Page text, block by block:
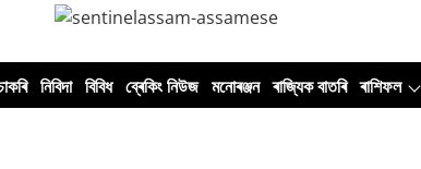
নিবিদা বিবিধ ব্ৰেকিং নিউজ মনোৰঞ্জন ৰাজ্যিক বাতৰি ৰাশিফল